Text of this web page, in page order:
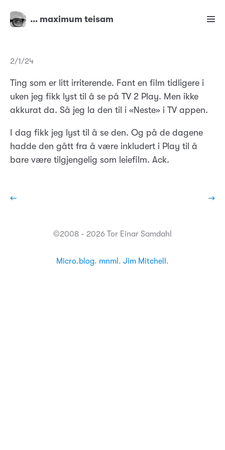
… maximum teisam
2/1/24
Ting som er litt irriterende. Fant en film tidligere i
uken jeg fikk lyst til å se på TV 2 Play. Men ikke
akkurat da. Så jeg la den til i «Neste» i TV appen.
I dag fikk jeg lyst til å se den. Og på de dagene
hadde den gått fra å være inkludert i Play til å
bare være tilgjengelig som leiefilm. Ack.
← →
©2008 - 2026 Tor Einar Samdahl
Micro.blog. mnml . Jim Mitchell .